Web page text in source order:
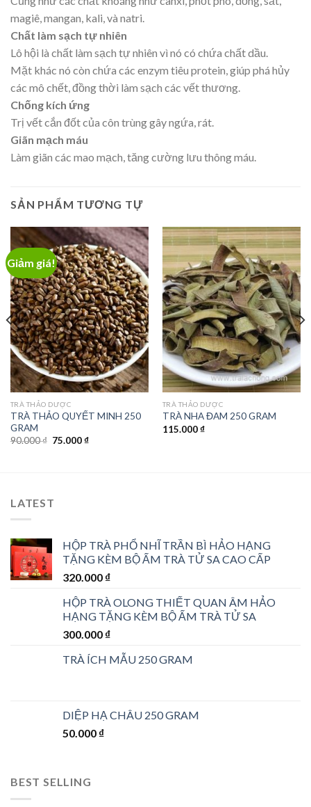
magiê, mangan, kali, và natri.
Chất làm sạch tự nhiên
Lô hội là chất làm sạch tự nhiên vì nó có chứa chất dầu.
Mặt khác nó còn chứa các enzym tiêu protein, giúp phá hủy
các mô chết, đồng thời làm sạch các vết thương.
Chống kích ứng
Trị vết cắn đốt của côn trùng gây ngứa, rát.
Giãn mạch máu
Làm giãn các mao mạch, tăng cường lưu thông máu.
SẢN PHẨM TƯƠNG TỰ
Giảm giá!
TRÀ THẢO DƯỢC
TRÀ THẢO QUYẾT MINH 250
GRAM
90.000₫ Giá
75.000₫Giá
TRÀ THẢO DƯỢC
TRÀ NHA ĐAM 250 GRAM
115.000₫
LATEST
HỘP TRÀ PHỔ NHĨ TRẦN BÌ HẢO HẠNG
TẶNG KÈM BỘ ẤM TRÀ TỬ SA CAO CẤP
320.000 ₫
HỘP TRÀ OLONG THIẾT QUAN ÂM HẢO
HẠNG TẶNG KÈM BỘ ẤM TRÀ TỬ SA
300.000 ₫
TRÀ ÍCH MẪU 250 GRAM
DIỆP HẠ CHÂU 250 GRAM
50.000 ₫
BEST SELLING